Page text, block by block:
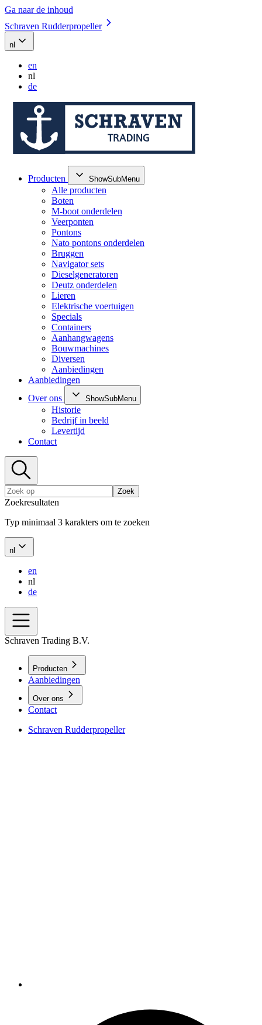
Ga naar de inhoud
Schraven Rudderpropeller
nl
en
nl
de
Producten ShowSubMenu
Alle producten
Boten
M-boot onderdelen
Veerponten
Pontons
Nato pontons onderdelen
Bruggen
Navigator sets
Dieselgeneratoren
Deutz onderdelen
Lieren
Elektrische voertuigen
Specials
Containers
Aanhangwagens
Bouwmachines
Diversen
Aanbiedingen
Aanbiedingen
Over ons
ShowSubMenu
Historie
Bedrijf in beeld
Levertijd
Contact
Zoek
Zoekresultaten
Typ minimaal 3 karakters om te zoeken
nl
en
nl
de
Schraven Trading B.V.
Producten
Aanbiedingen
Over ons
Contact
Schraven Rudderpropeller